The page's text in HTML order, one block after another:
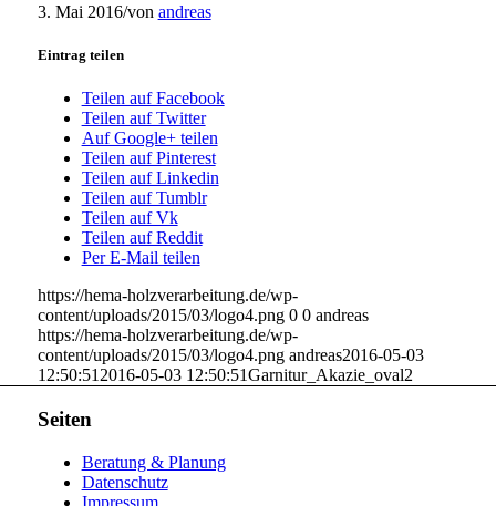
3. Mai 2016/von andreas
Eintrag teilen
Teilen auf Facebook
Teilen auf Twitter
Auf Google+ teilen
Teilen auf Pinterest
Teilen auf Linkedin
Teilen auf Tumblr
Teilen auf Vk
Teilen auf Reddit
Per E-Mail teilen
https://hema-holzverarbeitung.de/wp-
content/uploads/2015/03/logo4.png 0 0 andreas
https://hema-holzverarbeitung.de/wp-
content/uploads/2015/03/logo4.png andreas2016-05-03
12:50:51 2016-05-03 12:50:51Garnitur_Akazie_oval2
Seiten
Beratung & Planung
Datenschutz
Impressum